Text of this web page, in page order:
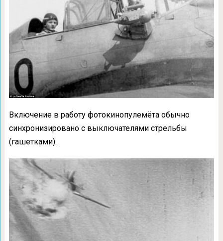
Включение в работу фотокинопулемёта обычно
синхронизировано с выключателями стрельбы
(гашетками).